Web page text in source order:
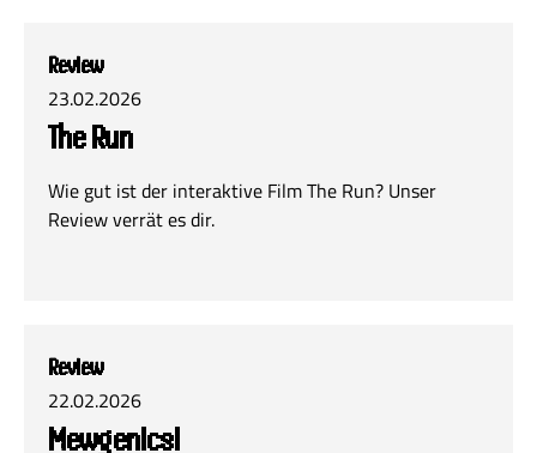
Review
23.02.2026
The Run
Wie gut ist der interaktive Film The Run? Unser
Review verrät es dir.
Review
22.02.2026
Mewgenics!